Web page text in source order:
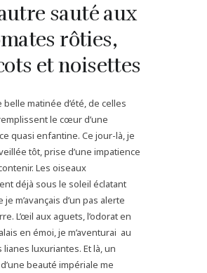
sauté aux
rôties,
et noisettes
belle matinée d’été, de celles
le cœur d’une
quasi enfantine. Ce jour-là, je
tôt, prise d’une impatience
Les oiseaux
déjà sous le soleil éclatant
m’avançais d’un pas alerte
L’œil aux aguets, l’odorat en
en émoi, je m’aventurai au
lianes luxuriantes. Et là, un
beauté impériale me